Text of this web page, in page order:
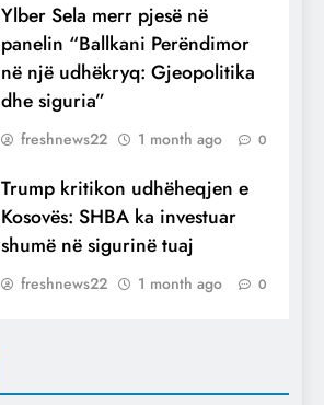
Ylber Sela merr pjesë në
panelin “Ballkani Perëndimor
në një udhëkryq: Gjeopolitika
dhe siguria”
freshnews22 1 month ago 0
Trump kritikon udhëheqjen e
Kosovës: SHBA ka investuar
shumë në sigurinë tuaj
freshnews22 1 month ago 0